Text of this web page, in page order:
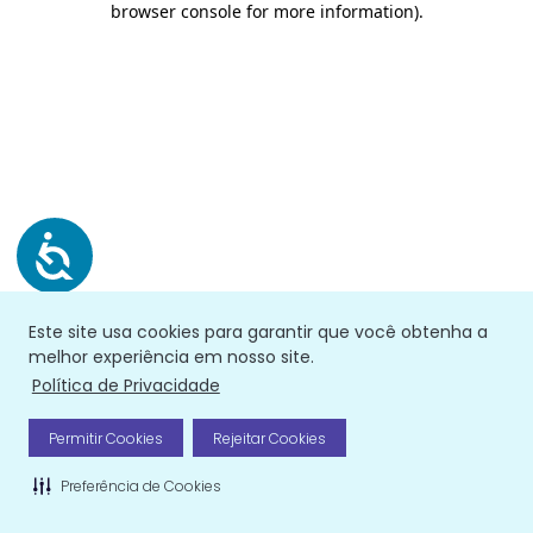
Este site usa cookies para garantir que você obtenha a
melhor experiência em nosso site.
Política de Privacidade
Permitir Cookies Rejeitar Cookies
Preferência de Cookies
browser console for more information).